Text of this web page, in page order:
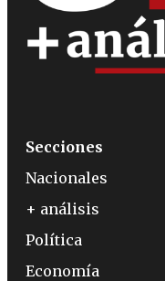
Secciones
Nacionales
+ análisis
Política
Economía